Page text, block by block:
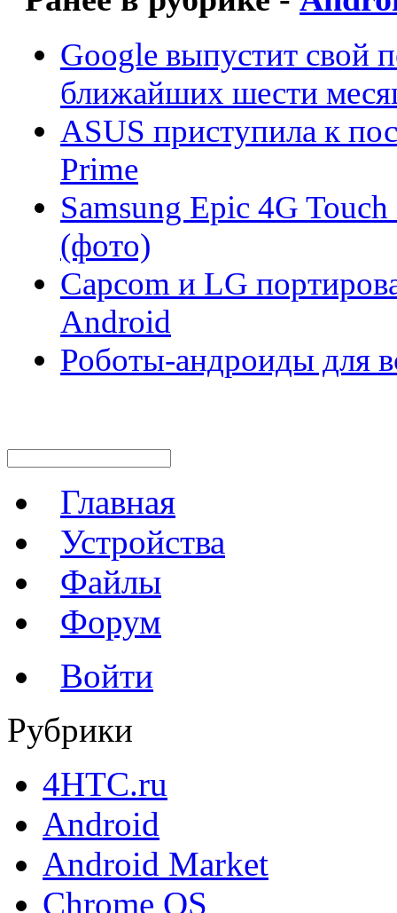
Google выпустит свой
ближайших шести
ASUS приступила к
Prime
Samsung Epic 4G
(фото)
Capcom и LG
Android
Роботы-андроиды для
Главная
Устройства
Файлы
Форум
Войти
Рубрики
4HTC.ru
Android
Android Market
Chrome OS